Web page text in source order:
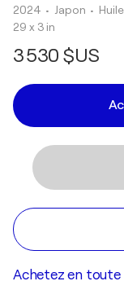
2024 • Japon •
29 x 3 in
3 530 $US
Achetez en